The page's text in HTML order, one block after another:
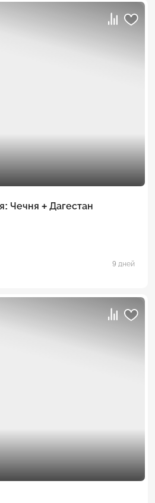
Чечня + Дагестан
9 дней